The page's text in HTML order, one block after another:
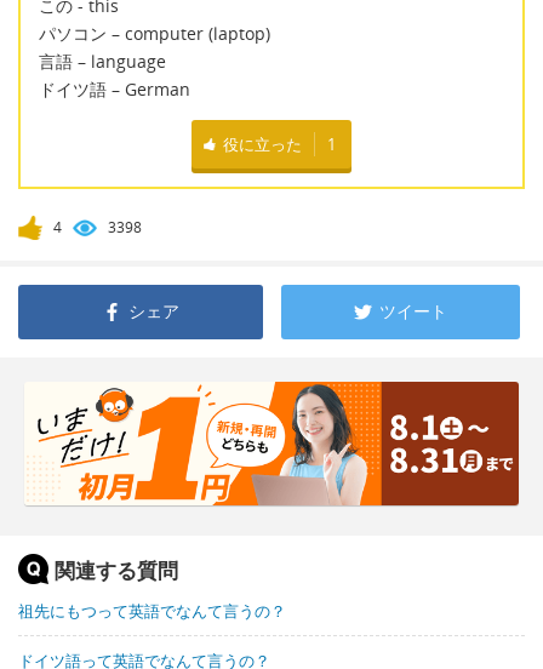
この - this
パソコン – computer (laptop)
言語 – language
ドイツ語 – German
役に立った 1
4 3398
シェア ツイート
関連する質問
祖先にもつって英語でなんて言うの？
ドイツ語って英語でなんて言うの？